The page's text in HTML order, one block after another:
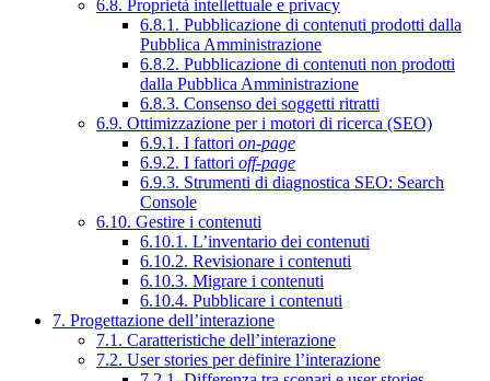
6.8. Proprietà intellettuale e privacy
6.8.1. Pubblicazione di contenuti prodotti dalla
Pubblica Amministrazione
6.8.2. Pubblicazione di contenuti non prodotti
dalla Pubblica Amministrazione
6.8.3. Consenso dei soggetti ritratti
6.9. Ottimizzazione per i motori di ricerca (SEO)
6.9.1. I fattori on-page
6.9.2. I fattori off-page
6.9.3. Strumenti di diagnostica SEO: Search
Console
6.10. Gestire i contenuti
6.10.1. L’inventario dei contenuti
6.10.2. Revisionare i contenuti
6.10.3. Migrare i contenuti
6.10.4. Pubblicare i contenuti
7. Progettazione dell’interazione
7.1. Caratteristiche dell’interazione
7.2. User stories per definire l’interazione